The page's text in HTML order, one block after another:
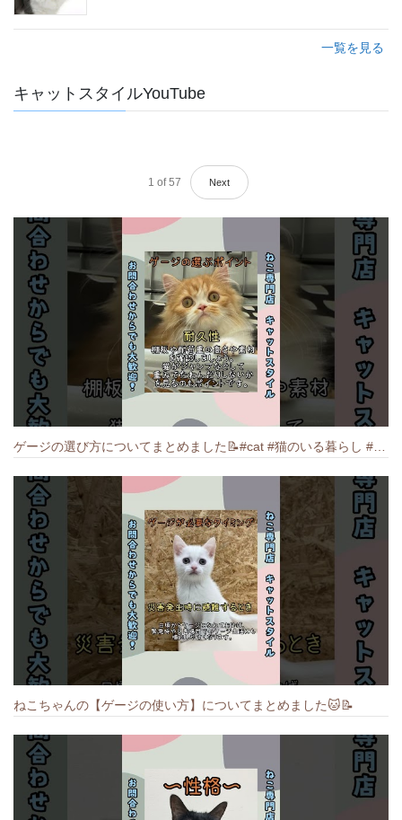
一覧を見る
キャットスタイルYouTube
1 of 57 Next
ゲージの選び方についてまとめました️📝#cat #猫のいる暮らし #ねこ #キャット #munchkin
ねこちゃんの【ゲージの使い方】についてまとめました️🐱📝